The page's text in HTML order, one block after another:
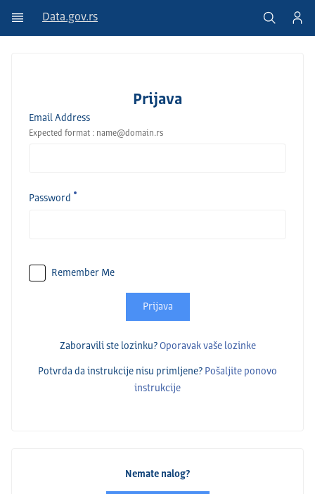
Data.gov.rs
Prijava
Email Address
Expected format : name@domain.rs
Password
Remember Me
Prijava
Zaboravili ste lozinku? Oporavak vaše lozinke
Potvrda da instrukcije nisu primlјene? Pošalјite ponovo
instrukcije
Nemate nalog?